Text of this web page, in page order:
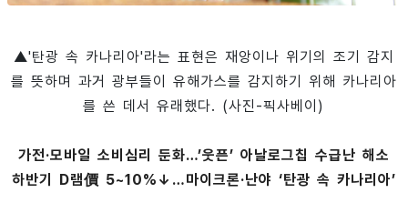
▲'탄광 속 카나리아'라는 표현은 재앙이나 위기의 조기 감지
를 뜻하며 과거 광부들이 유해가스를 감지하기 위해 카나리아
를 쓴 데서 유래했다. (사진-픽사베이)
가전·모바일 소비심리 둔화…’웃픈’ 아날로그칩 수급난 해소
하반기 D램價 5~10%↓…마이크론·난야 ‘탄광 속 카나리아’